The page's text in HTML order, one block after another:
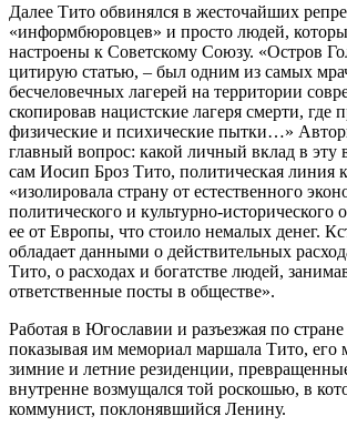
Далее Тито обвинялся в жесточайших
«информбюровцев» и просто людей,
настроены к Советскому Союзу. «Остров
цитирую статью, – был одним из самых
бесчеловечных лагерей на территории
скопировав нацистские лагеря смерти, где
физические и психические пытки…»
главный вопрос: какой личный вклад в эту
сам Иосип Броз Тито, политическая линия
«изолировала страну от естественного
политического и культурно-исторического
ее от Европы, что стоило немалых денег.
обладает данными о действительных
Тито, о расходах и богатстве людей,
ответственные посты в обществе».
Работая в Югославии и разъезжая по стране
показывая им мемориал маршала Тито, его
зимние и летние резиденции,
внутренне возмущался той роскошью, в
коммунист, поклонявшийся Ленину.